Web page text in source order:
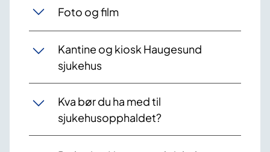
Foto og film
Kantine og kiosk Haugesund
sjukehus
Kva bør du ha med til
sjukehusopphaldet?